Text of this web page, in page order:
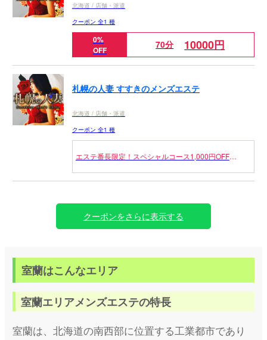
北海道 / 店舗・派遣
クーポン 全1 種
0%
OFF
70分 10000円
札幌の人妻 すすきのメンズエステ
北海道 / 店舗・派遣
クーポン 全1 種
エステ番長限定！スペシャルコース1,000円OFF！
120分 30,000円 → 29,000円
クーポンをさらに表示する
室蘭はこんなエリア
室蘭エリアメンズエステの特長
室蘭は、北海道の南西部に位置する工業都市であり